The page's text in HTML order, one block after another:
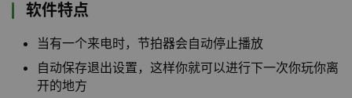
软件特点
当有一个来电时，节拍器会自动停止播放
自动保存退出设置，这样你就可以进行下一次你玩你离
开的地方